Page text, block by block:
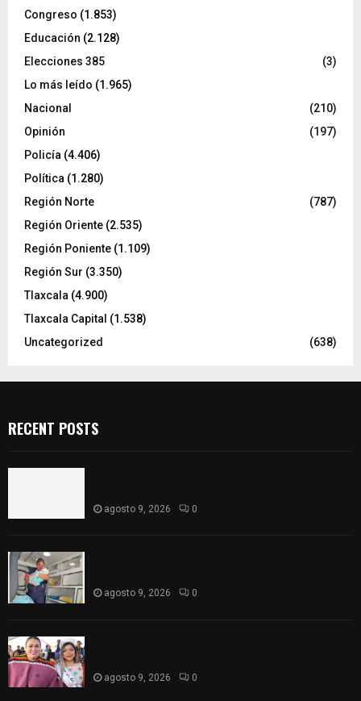
Congreso (1.853)
Educación (2.128)
Elecciones 385
(3)
Lo más leído (1.965)
Nacional
(210)
Opinión
(197)
Policía (4.406)
Política (1.280)
Región Norte
(787)
Región Oriente (2.535)
Región Poniente (1.109)
Región Sur (3.350)
Tlaxcala (4.900)
Tlaxcala Capital (1.538)
Uncategorized
(638)
RECENT POSTS
agosto 9, 2026 0
agosto 9, 2026 0
agosto 9, 2026 0